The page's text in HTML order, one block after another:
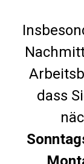
dass